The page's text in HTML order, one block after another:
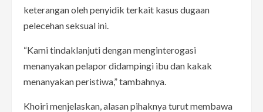
keterangan oleh penyidik terkait kasus dugaan
pelecehan seksual ini.
“Kami tindaklanjuti dengan menginterogasi
menanyakan pelapor didampingi ibu dan kakak
menanyakan peristiwa,” tambahnya.
Khoiri menjelaskan, alasan pihaknya turut membawa